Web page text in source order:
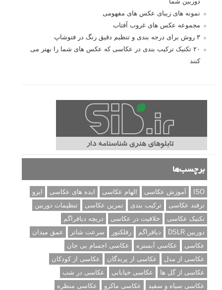
نمونه های زیبای عکس های مفهومی
مجموعه عکس های غروب آفتاب
۳ روش برای درجه بندی و تنظیم دقیق رنگ در فتوشاپ
۲۰ تکنیک ترکیب بندی در عکاسی که عکس های شما را بهتر می
کنند
برچسب‌ها
ISO آموزش عکاسی الهام عکاسی ایده های عکاسی
ایزو
ترفند عکاسی
ترکیب بندی تمرین عکاسی
تنظیمات دوربین
تکنیک عکاسی
خلاقیت در عکاسی
دریچه دیافراگم
دوربین DSLR
دیافراگم رفلکتور سرعت شاتر
عمق میدان
عکاسی
عکاسی آبستره
عکاسی اجسام بی جان
عکاسی از مدل
عکاسی از پرندگان
عکاسی از کودکان
عکاسی از گل ها
عکاسی خیابانی
عکاسی در شب
عکاسی سیاه و سفید
عکاسی ماکرو
عکاسی منظره